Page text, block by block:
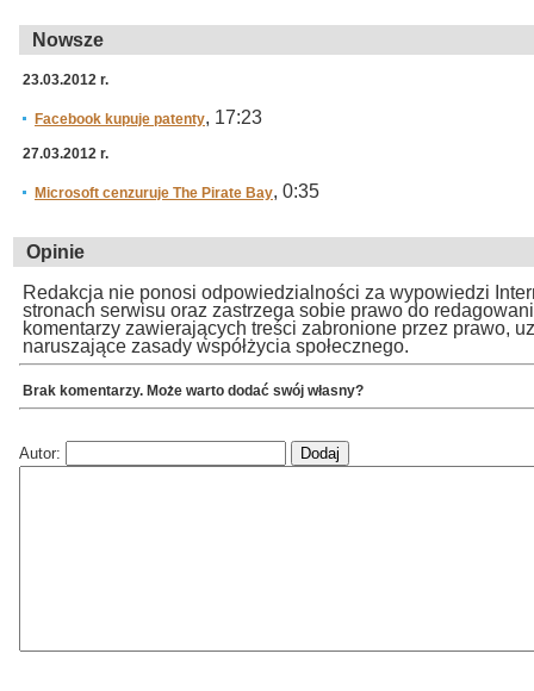
Nowsze
23.03.2012 r.
Facebook kupuje patenty, 17:23
27.03.2012 r.
Microsoft cenzuruje The Pirate Bay, 0:35
Opinie
Redakcja nie ponosi odpowiedzialności za wypowiedzi
stronach serwisu oraz zastrzega sobie prawo do
komentarzy zawierających treści zabronione przez prawo,
naruszające zasady współżycia społecznego.
Brak komentarzy. Może warto dodać swój własny?
Autor: